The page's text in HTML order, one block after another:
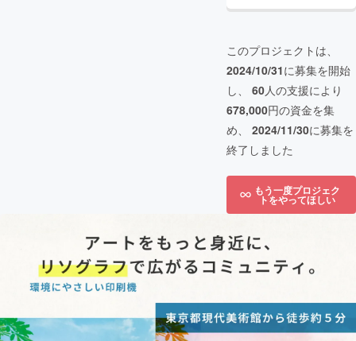
このプロジェクトは、
2024/10/31に募集を開始
し、 60人の支援により
678,000円の資金を集
め、 2024/11/30に募集を
終了しました
もう一度プロジェク
トをやってほしい